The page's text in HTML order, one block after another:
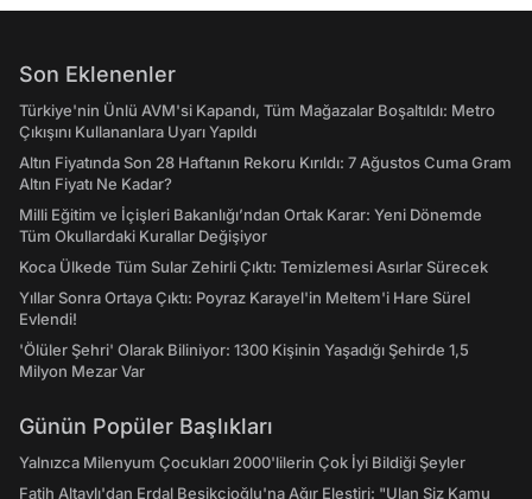
Son Eklenenler
Türkiye'nin Ünlü AVM'si Kapandı, Tüm Mağazalar Boşaltıldı: Metro
Çıkışını Kullananlara Uyarı Yapıldı
Altın Fiyatında Son 28 Haftanın Rekoru Kırıldı: 7 Ağustos Cuma Gram
Altın Fiyatı Ne Kadar?
Milli Eğitim ve İçişleri Bakanlığı’ndan Ortak Karar: Yeni Dönemde
Tüm Okullardaki Kurallar Değişiyor
Koca Ülkede Tüm Sular Zehirli Çıktı: Temizlemesi Asırlar Sürecek
Yıllar Sonra Ortaya Çıktı: Poyraz Karayel'in Meltem'i Hare Sürel
Evlendi!
'Ölüler Şehri' Olarak Biliniyor: 1300 Kişinin Yaşadığı Şehirde 1,5
Milyon Mezar Var
Günün Popüler Başlıkları
Yalnızca Milenyum Çocukları 2000'lilerin Çok İyi Bildiği Şeyler
Fatih Altaylı'dan Erdal Beşikçioğlu'na Ağır Eleştiri: "Ulan Siz Kamu